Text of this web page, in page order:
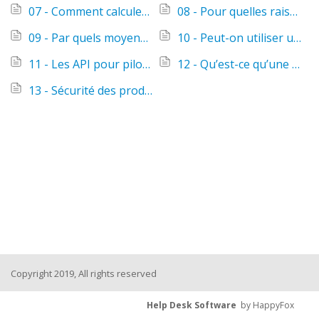
07 - Comment calculer le nombre d'ampoules nécessaires par m² ?
08 - Pour quelles raisons choisir une ampoule AwoX couleur plutôt qu'une ampoule AwoX blanche ?
09 - Par quels moyens peut-on contrôler les SmartLIGHT et SmartLIGHT Mesh ?
10 - Peut-on utiliser un variateur avec les SmartLIGHT et SmartLIGHT Mesh ?
11 - Les API pour piloter les lampes connectées AwoX sont-elles disponibles ?
12 - Qu’est-ce qu’une ampoule connectée SmartLIGHT Mesh apporte en plus ?
13 - Sécurité des produits Wi-Fi
Copyright 2019, All rights reserved
Help Desk Software by HappyFox